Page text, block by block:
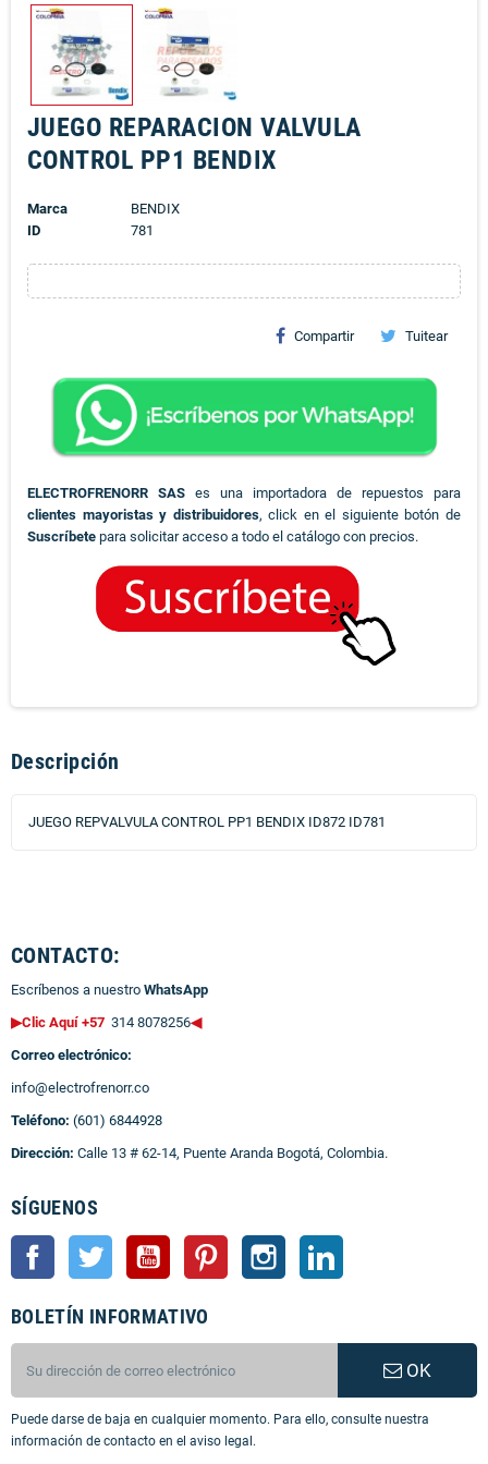
JUEGO REPARACION VALVULA
CONTROL PP1 BENDIX
Marca
BENDIX
ID
781
Compartir Tuitear
ELECTROFRENORR SAS es una importadora de repuestos para
clientes mayoristas y distribuidores, click en el siguiente botón de
Suscríbete para solicitar acceso a todo el catálogo con precios.
Descripción
JUEGO REPVALVULA CONTROL PP1 BENDIX ID872 ID781
CONTACTO:
Escríbenos a nuestro WhatsApp
▶Clic Aquí +57 314 8078256◀
Correo electrónico:
info@electrofrenorr.co
Teléfono: (601) 6844928
Dirección: Calle 13 # 62-14, Puente Aranda Bogotá, Colombia.
SÍGUENOS
Facebook Twitter YouTube Pinterest Instagram
BOLETÍN INFORMATIVO
OK
Puede darse de baja en cualquier momento. Para ello, consulte nuestra
información de contacto en el aviso legal.